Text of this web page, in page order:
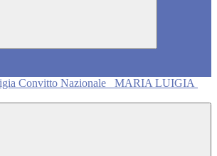
Convitto Nazionale
MARIA LUIGIA